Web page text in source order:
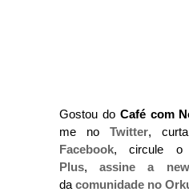
Gostou do Café com
me no Twitter,
Facebook, circule o
Plus,assine a
da comunidade no